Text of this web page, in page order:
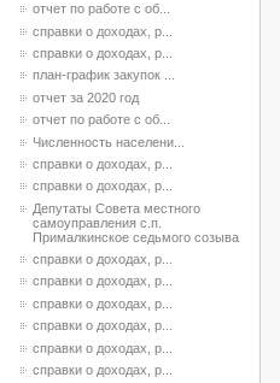
отчет по работе с об...
справки о доходах, р...
справки о доходах, р...
план-график закупок ...
отчет за 2020 год
отчет по работе с об...
Численность населени...
справки о доходах, р...
справки о доходах, р...
Депутаты Совета местного
самоуправления с.п.
Прималкинское седьмого созыва
справки о доходах, р...
справки о доходах, р...
справки о доходах, р...
справки о доходах, р...
справки о доходах, р...
справки о доходах, р...